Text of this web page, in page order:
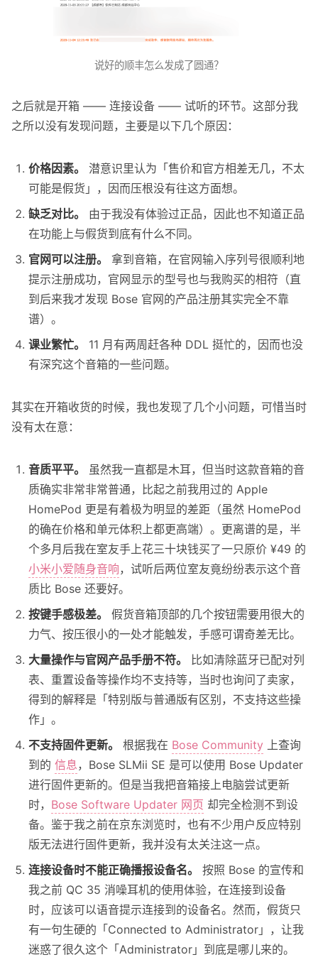
说好的顺丰怎么发成了圆通？
之后就是开箱 —— 连接设备 —— 试听的环节。这部分我
之所以没有发现问题，主要是以下几个原因：
价格因素。
潜意识里认为「售价和官方相差无几，不太
可能是假货」，因而压根没有往这方面想。
缺乏对比。
由于我没有体验过正品，因此也不知道正品
在功能上与假货到底有什么不同。
官网可以注册。
拿到音箱，在官网输入序列号很顺利地
提示注册成功，官网显示的型号也与我购买的相符（直
到后来我才发现 Bose 官网的产品注册其实完全不靠
谱）。
课业繁忙。
11 月有两周赶各种 DDL 挺忙的，因而也没
有深究这个音箱的一些问题。
其实在开箱收货的时候，我也发现了几个小问题，可惜当时
没有太在意：
音质平平。
虽然我一直都是木耳，但当时这款音箱的音
质确实非常非常普通，比起之前我用过的 Apple
HomePod 更是有着极为明显的差距（虽然 HomePod
的确在价格和单元体积上都更高端）。更离谱的是，半
个多月后我在室友手上花三十块钱买了一只原价 ¥49 的
小米小爱随身音响，试听后两位室友竟纷纷表示这个音
质比 Bose 还要好。
按键手感极差。
假货音箱顶部的几个按钮需要用很大的
力气、按压很小的一处才能触发，手感可谓奇差无比。
大量操作与官网产品手册不符。
比如清除蓝牙已配对列
表、重置设备等操作均不支持等，当时也询问了卖家，
得到的解释是「特别版与普通版有区别，不支持这些操
作」。
不支持固件更新。
根据我在 Bose Community 上查询
到的 信息，Bose SLMii SE 是可以使用 Bose Updater
进行固件更新的。但是当我把音箱接上电脑尝试更新
时， Bose Software Updater 网页 却完全检测不到设
备。鉴于我之前在京东浏览时，也有不少用户反应特别
版无法进行固件更新，我并没有太关注这一点。
连接设备时不能正确播报设备名。
按照 Bose 的宣传和
我之前 QC 35 消噪耳机的使用体验，在连接到设备
时，应该可以语音提示连接到的设备名。然而，假货只
有一句生硬的「Connected to Administrator」，让我
迷惑了很久这个「Administrator」到底是哪儿来的。